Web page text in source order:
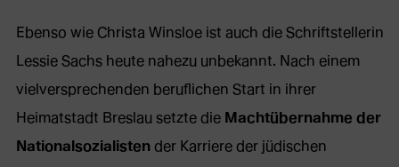
Ebenso wie Christa Winsloe ist auch die Schriftstellerin
Lessie Sachs heute nahezu unbekannt. Nach einem
vielversprechenden beruflichen Start in ihrer
Heimatstadt Breslau setzte die Machtübernahme der
Nationalsozialistender Karriere der jüdischen